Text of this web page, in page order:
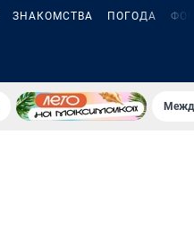
ЗНАКОМСТВА ПОГОДА